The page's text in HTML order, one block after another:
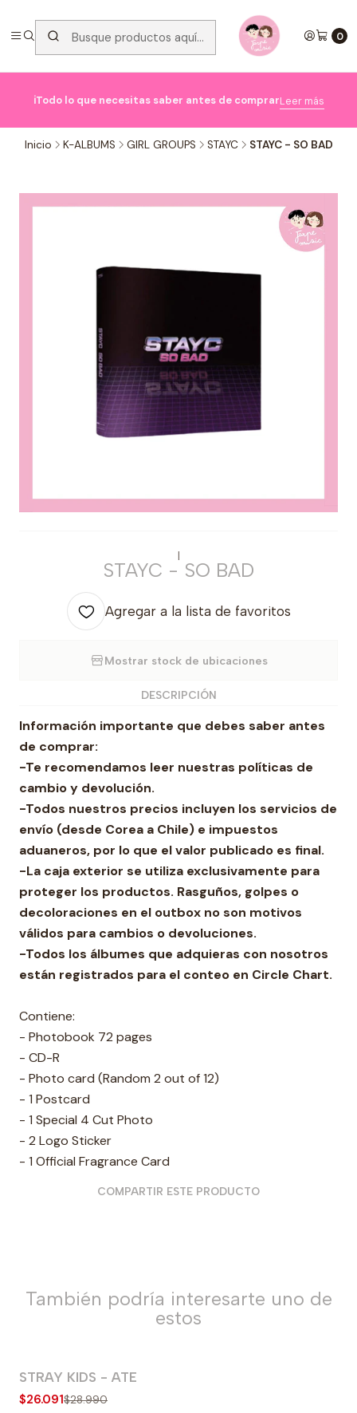
0
ℹ️Todo lo que necesitas saber antes de comprarLeer más
Inicio K-ALBUMS GIRL GROUPS STAYC STAYC - SO BAD
|
STAYC - SO BAD
Agregar a la lista de favoritos
Mostrar stock de ubicaciones
DESCRIPCIÓN
Información importante que debes saber antes
de comprar:
-Te recomendamos leer nuestras políticas de
cambio y devolución.
-Todos nuestros precios incluyen los servicios de
envío (desde Corea a Chile) e impuestos
aduaneros, por lo que el valor publicado es final.
-La caja exterior se utiliza exclusivamente para
proteger los productos. Rasguños, golpes o
decoloraciones en el outbox no son motivos
válidos para cambios o devoluciones.
-Todos los álbumes que adquieras con nosotros
están registrados para el conteo en Circle Chart.
Contiene:
- Photobook 72 pages
- CD-R
- Photo card (Random 2 out of 12)
- 1 Postcard
- 1 Special 4 Cut Photo
- 2 Logo Sticker
- 1 Official Fragrance Card
COMPARTIR ESTE PRODUCTO
También podría interesarte uno de
estos
-10% OFF
Agotado
STRAY KIDS - ATE
$26.091$28.990